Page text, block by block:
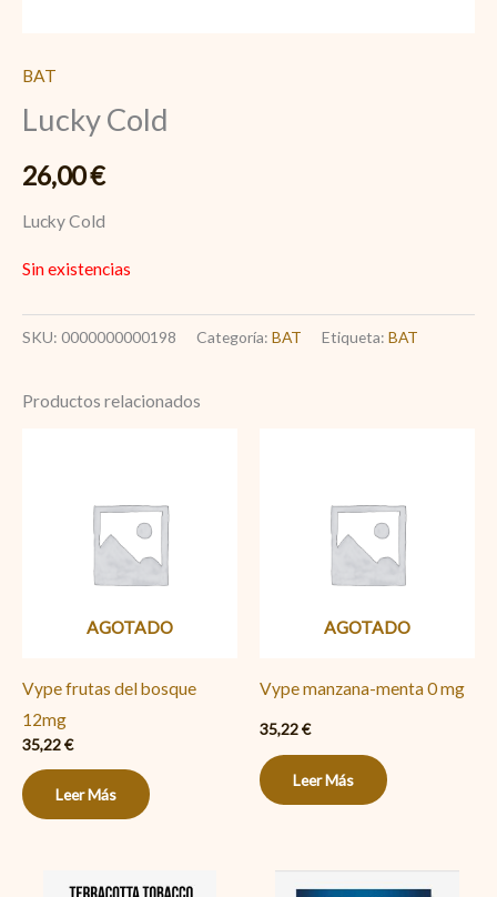
BAT
Lucky Cold
26,00€
Lucky Cold
Sin existencias
SKU: 0000000000198 Categoría: BAT Etiqueta: BAT
Productos relacionados
AGOTADO
Vype frutas del bosque
12mg
35,22€
Leer Más
AGOTADO
Vype manzana-menta 0 mg
35,22€
Leer Más
Neo
Rothmans